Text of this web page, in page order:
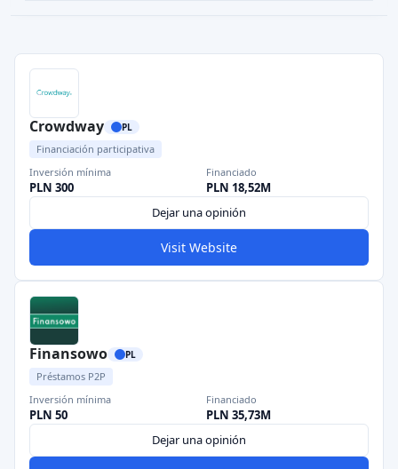
Crowdway PL
Financiación participativa
Inversión mínima
PLN 300
Financiado
PLN 18,52M
Dejar una opinión
Visit Website
Finansowo PL
Préstamos P2P
Inversión mínima
PLN 50
Financiado
PLN 35,73M
Dejar una opinión